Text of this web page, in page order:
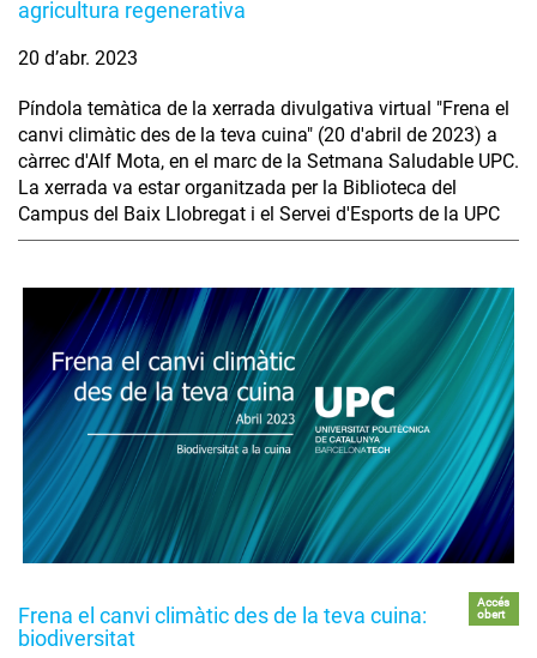
agricultura regenerativa
20 d’abr. 2023
Píndola temàtica de la xerrada divulgativa virtual "Frena el
canvi climàtic des de la teva cuina" (20 d'abril de 2023) a
càrrec d'Alf Mota, en el marc de la Setmana Saludable UPC.
La xerrada va estar organitzada per la Biblioteca del
Campus del Baix Llobregat i el Servei d'Esports de la UPC
Frena el canvi climàtic des de la teva cuina:
biodiversitat
Accés
obert